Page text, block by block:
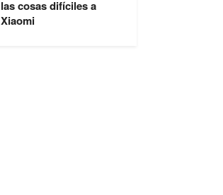
las cosas difíciles a
Xiaomi